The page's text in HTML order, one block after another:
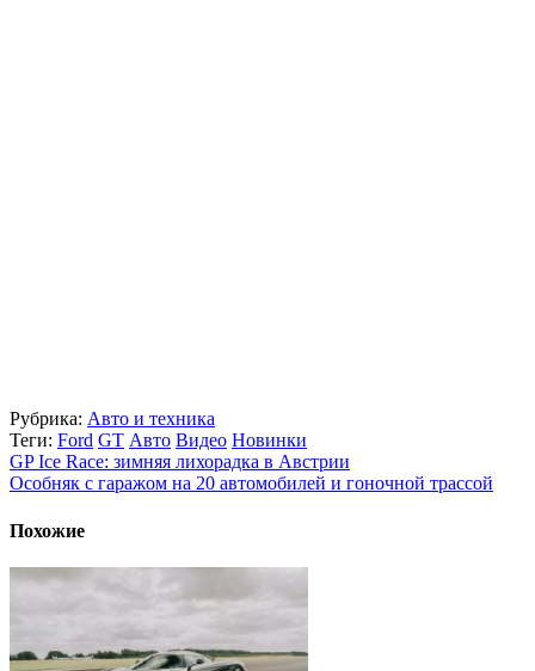
Рубрика: Авто и техника
Теги: Ford GT Авто Видео Новинки
GP Ice Race: зимняя лихорадка в Австрии
Особняк с гаражом на 20 автомобилей и гоночной трассой
Похожие